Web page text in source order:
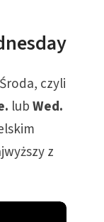
czyli
lubWed.
z